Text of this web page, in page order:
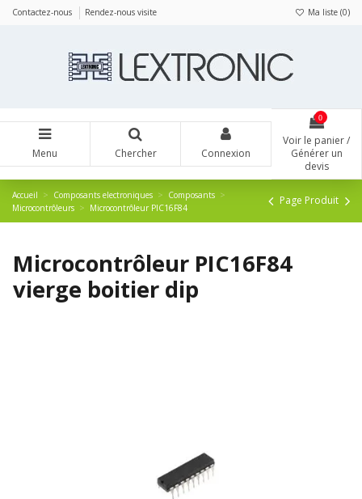
Contactez-nous Rendez-nous visite Ma liste (0)
Menu Chercher Connexion
0
Voir le panier /
Générer un
devis
Accueil Composants electroniques
Composants
Microcontrôleurs
Microcontrôleur PIC16F84
Page Produit
Microcontrôleur PIC16F84
vierge boitier dip
Panneau de gestion des cookies